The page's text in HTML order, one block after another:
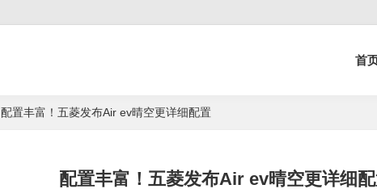
首
配置丰富！五菱发布Air ev晴空更详细配置
配置丰富！五菱发布Air ev晴空更详细